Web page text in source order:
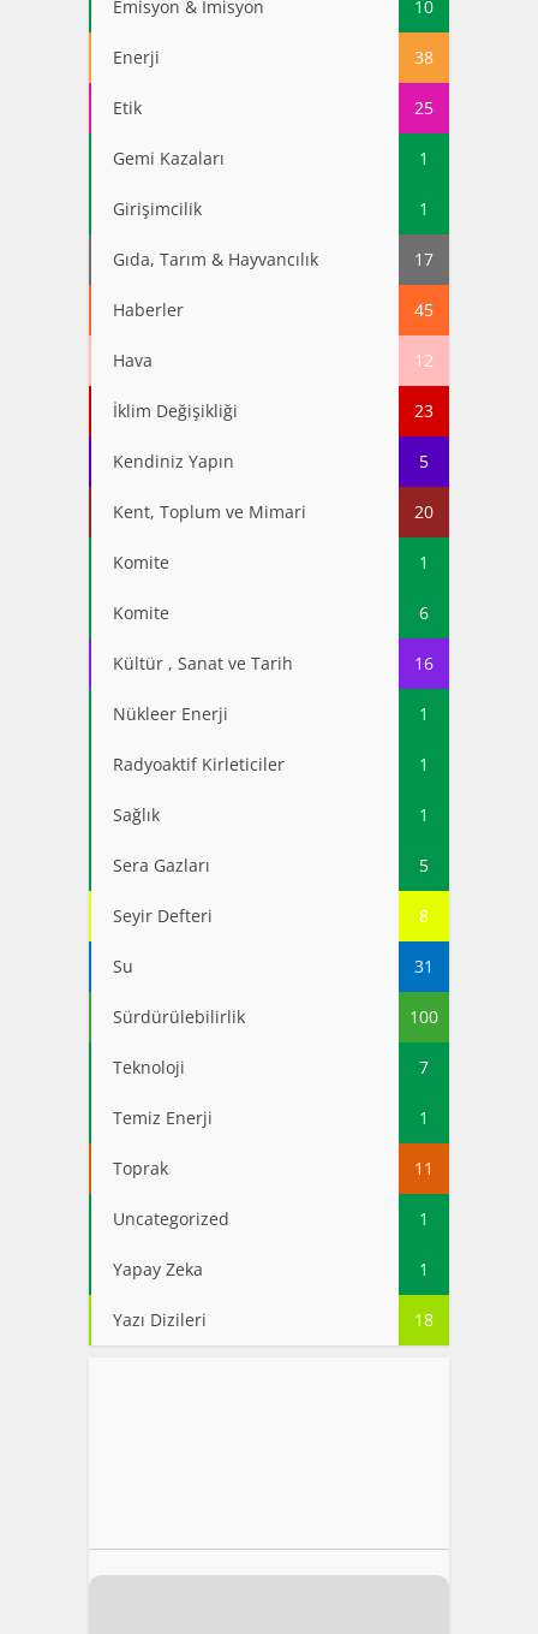
Emisyon & İmisyon 10
Enerji 38
Etik 25
Gemi Kazaları 1
Girişimcilik 1
Gıda, Tarım & Hayvancılık 17
Haberler 45
Hava 12
İklim Değişikliği 23
Kendiniz Yapın 5
Kent, Toplum ve Mimari 20
Komite 1
Komite 6
Kültür , Sanat ve Tarih 16
Nükleer Enerji 1
Radyoaktif Kirleticiler 1
Sağlık 1
Sera Gazları 5
Seyir Defteri 8
Su 31
Sürdürülebilirlik 100
Teknoloji 7
Temiz Enerji 1
Toprak 11
Uncategorized 1
Yapay Zeka 1
Yazı Dizileri 18